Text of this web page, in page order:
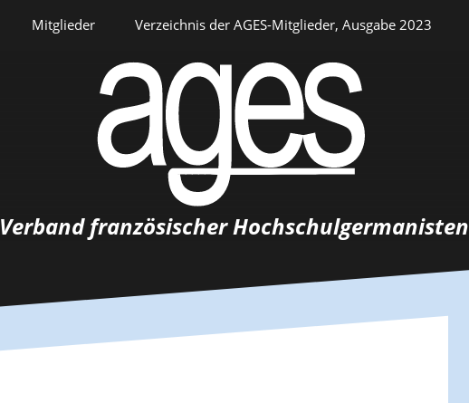
Auswahlverfahren
Mitglieder
Persönlicher Bereich
Verzeichnis der AGES-Mitglieder, Ausgabe 2023
Verband französischer Hochschulgermanisten